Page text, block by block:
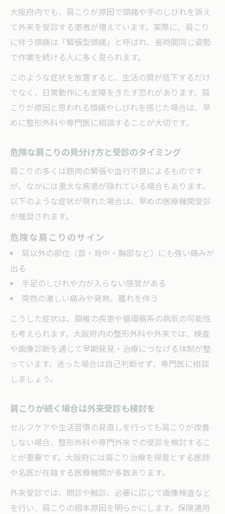
大阪府内でも、肩こりが原因で頭痛や手のしびれを訴え
て外来を受診する患者が増えています。実際に、肩こり
に伴う頭痛は「緊張型頭痛」と呼ばれ、長時間同じ姿勢
で作業を続ける人に多く見られます。
このような症状を放置すると、生活の質が低下するだけ
でなく、日常動作にも支障をきたす恐れがあります。肩
こりが原因と思われる頭痛やしびれを感じた場合は、早
めに整形外科や専門医に相談することが大切です。
危険な肩こりの見分け方と受診のタイミング
肩こりの多くは筋肉の緊張や血行不良によるものです
が、なかには重大な疾患が隠れている場合もあります。
以下のような症状が現れた場合は、早めの医療機関受診
が推奨されます。
危険な肩こりのサイン
肩以外の部位（首・背中・胸部など）にも強い痛みが
出る
手足のしびれや力が入らない感覚がある
突然の激しい痛みや発熱、腫れを伴う
こうした症状は、頚椎の疾患や循環器系の病気の可能性
も考えられます。大阪府内の整形外科や外来では、検査
や画像診断を通じて早期発見・治療につなげる体制が整
っています。迷った場合は自己判断せず、専門医に相談
しましょう。
肩こりが続く場合は外来受診も検討を
セルフケアや生活習慣の見直しを行っても肩こりが改善
しない場合、整形外科や専門外来での受診を検討するこ
とが重要です。大阪府には肩こり治療を得意とする医師
や名医が在籍する医療機関が多数あります。
外来受診では、問診や触診、必要に応じて画像検査など
を行い、肩こりの根本原因を明らかにします。保険適用